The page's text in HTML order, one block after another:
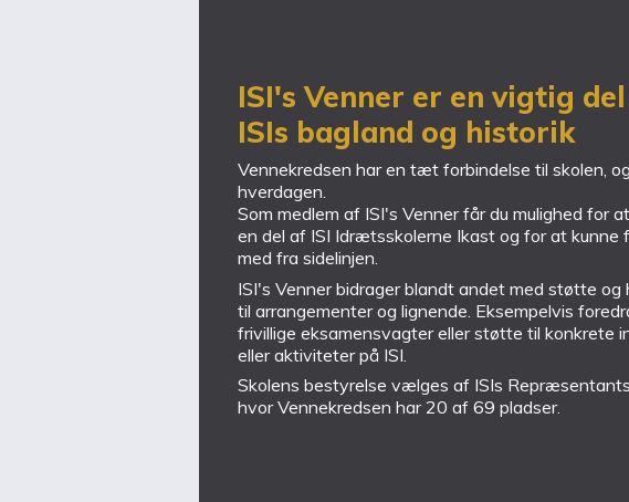
ISI's Venner er en vigtig
ISIs bagland og historik
Vennekredsen har en tæt forbindelse til skolen,
hverdagen.
Som medlem af ISI's Venner får du mulighed for
en del af ISI Idrætsskolerne Ikast og for at kunne
med fra sidelinjen.
ISI's Venner bidrager blandt andet med støtte og
til arrangementer og lignende. Eksempelvis
frivillige eksamensvagter eller støtte til konkrete
eller aktiviteter på ISI.
Skolens bestyrelse vælges af ISIs
hvor Vennekredsen har 20 af 69 pladser.